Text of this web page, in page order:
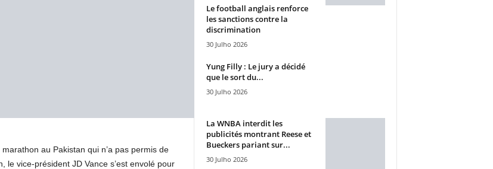
au Pakistan qui n’a pas permis de
le vice-président JD Vance s’est envolé pour
Le football anglais renforce
les sanctions contre la
discrimination
30 Julho 2026
Yung Filly : Le jury a décidé
que le sort du...
30 Julho 2026
La WNBA interdit les
publicités montrant Reese et
Bueckers pariant sur...
30 Julho 2026